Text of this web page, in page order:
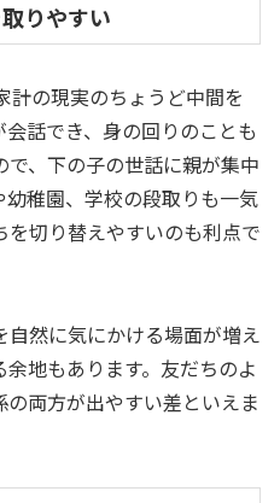
りやすい
計の現実のちょうど中間を
話でき、身の回りのことも
、下の子の世話に親が集中
稚園、学校の段取りも一気
切り替えやすいのも利点で
自然に気にかける場面が増え
地もあります。友だちのよ
両方が出やすい差といえま